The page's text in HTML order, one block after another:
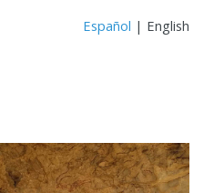
Español | English